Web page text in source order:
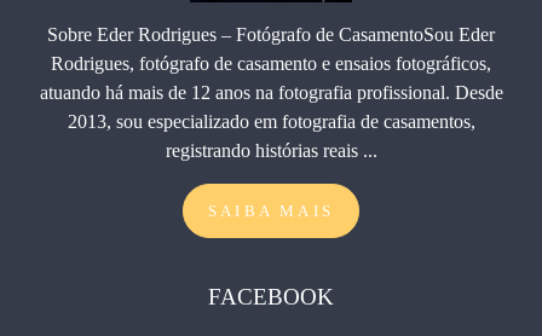
Sobre Eder Rodrigues – Fotógrafo de CasamentoSou Eder
Rodrigues, fotógrafo de casamento e ensaios fotográficos,
atuando há mais de 12 anos na fotografia profissional. Desde
2013, sou especializado em fotografia de casamentos,
registrando histórias reais ...
SAIBA MAIS
FACEBOOK